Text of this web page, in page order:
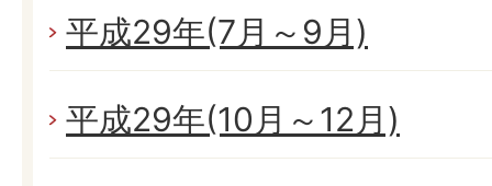
平成29年(7月～9月)
平成29年(10月～12月)